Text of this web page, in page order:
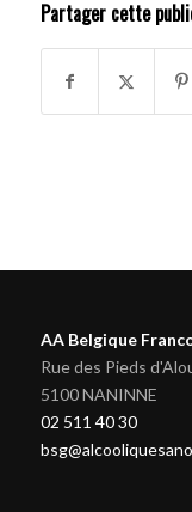
Partager cette
AA Belgique
Rue des Pieds
5100 NANINNE
02 511 40 30